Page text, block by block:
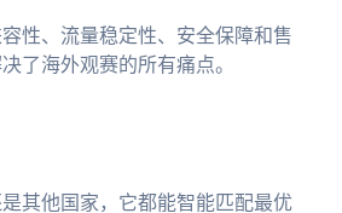
性、流量稳定性、安全保障和售
了海外观赛的所有痛点。
其他国家，它都能智能匹配最优